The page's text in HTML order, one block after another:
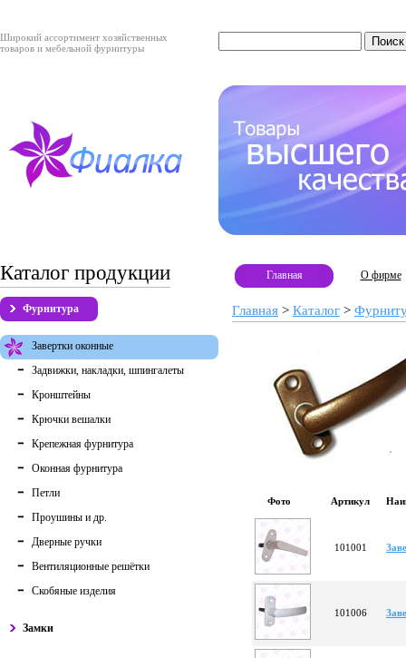
Широкий ассортимент хозяйственных
товаров и мебельной фурнитуры
Каталог продукции
Фурнитура
Завертки оконные
Задвижки, накладки, шпингалеты
Кронштейны
Крючки вешалки
Крепежная фурнитура
Оконная фурнитура
Петли
Проушины и др.
Дверные ручки
Вентиляционные решётки
Скобяные изделия
Замки
Главная О фирме
Главная > Каталог >
Фото Артикул
101001
101006